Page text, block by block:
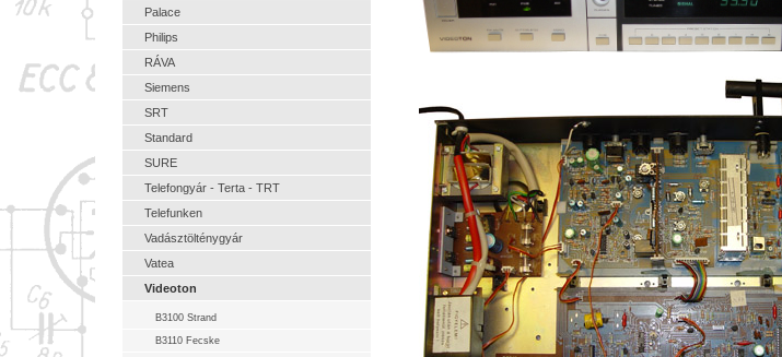
Palace
Philips
RÁVA
Siemens
SRT
Standard
SURE
Telefongyár - Terta - TRT
Telefunken
Vadásztölténygyár
Vatea
Videoton
B3100 Strand
B3110 Fecske